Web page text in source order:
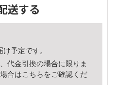
送する
予定です。
代金引換の場合に限りま
合はこちら をご確認くだ